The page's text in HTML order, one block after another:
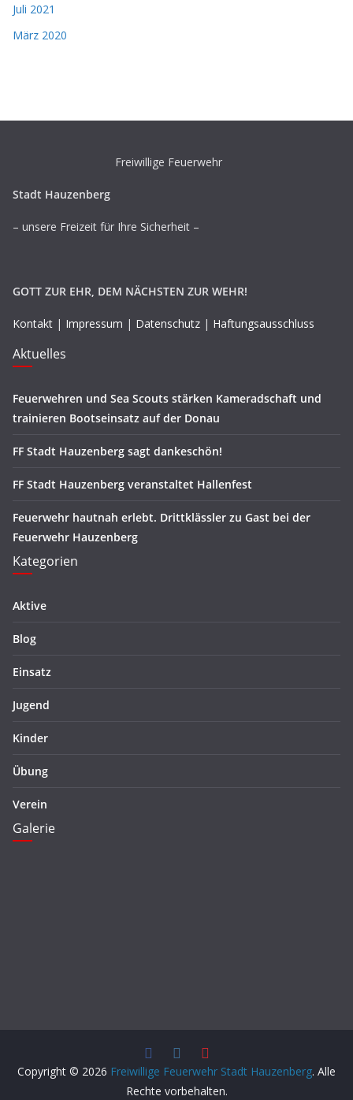
Juli 2021
März 2020
Freiwillige Feuerwehr
Stadt Hauzenberg
– unsere Freizeit für Ihre Sicherheit –
GOTT ZUR EHR, DEM NÄCHSTEN ZUR WEHR!
Kontakt | Impressum | Datenschutz | Haftungsausschluss
Aktuelles
Feuerwehren und Sea Scouts stärken Kameradschaft und
trainieren Bootseinsatz auf der Donau
FF Stadt Hauzenberg sagt dankeschön!
FF Stadt Hauzenberg veranstaltet Hallenfest
Feuerwehr hautnah erlebt. Drittklässler zu Gast bei der
Feuerwehr Hauzenberg
Kategorien
Aktive
Blog
Einsatz
Jugend
Kinder
Übung
Verein
Galerie
Copyright © 2026 Freiwillige Feuerwehr Stadt Hauzenberg. Alle
Rechte vorbehalten.